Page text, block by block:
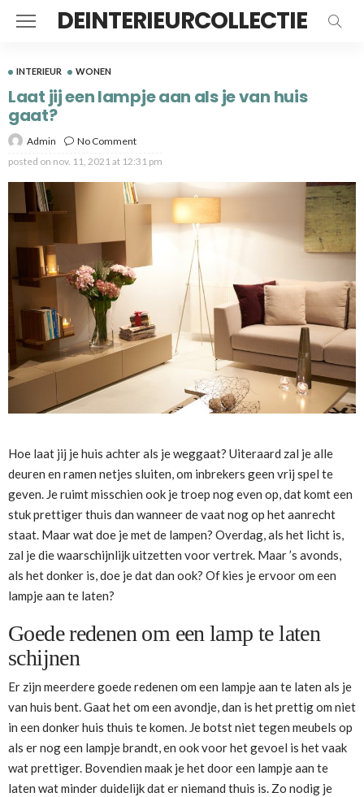
DEINTERIEURCOLLECTIE
INTERIEUR WONEN
Laat jij een lampje aan als je van huis
gaat?
Admin
No Comment
posted on nov. 11, 2021 at 12:31 pm
Hoe laat jij je huis achter als je weggaat? Uiteraard zal je alle
deuren en ramen netjes sluiten, om inbrekers geen vrij spel te
geven. Je ruimt misschien ook je troep nog even op, dat komt een
stuk prettiger thuis dan wanneer de vaat nog op het aanrecht
staat. Maar wat doe je met de lampen? Overdag, als het licht is,
zal je die waarschijnlijk uitzetten voor vertrek. Maar ’s avonds,
als het donker is, doe je dat dan ook? Of kies je ervoor om een
lampje aan te laten?
Goede redenen om een lamp te laten
schijnen
Er zijn meerdere goede redenen om een lampje aan te laten als je
van huis bent. Gaat het om een avondje, dan is het prettig om niet
in een donker huis thuis te komen. Je botst niet tegen meubels op
als er nog een lampje brandt, en ook voor het gevoel is het vaak
wat prettiger. Bovendien maak je het door een lampje aan te
laten wat minder duidelijk dat er niemand thuis is. Zo nodig je